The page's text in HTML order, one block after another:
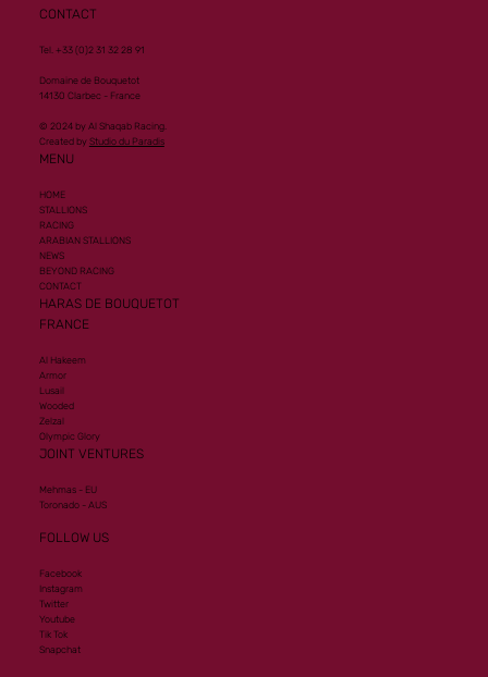
CONTACT
Tel. +33 (0)2 31 32 28 91
Domaine de Bouquetot
14130 Clarbec - France
© 2024 by Al Shaqab Racing.
Created by Studio du Paradis
MENU
HOME
STALLIONS
RACING
ARABIAN STALLIONS
NEWS
BEYOND RACING
CONTACT
HARAS DE BOUQUETOT
FRANCE
Al Hakeem
Armor
Lusail
Wooded
Zelzal
Olympic Glory
JOINT VENTURES
Mehmas - EU
Toronado - AUS
FOLLOW US
Facebook
Instagram
Twitter
Youtube
Tik Tok
Snapchat